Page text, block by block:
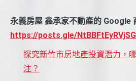
永義房屋 鑫承家不動產的 Google
https://posts.gle/
探究新竹市房地產投資潛力，
注？